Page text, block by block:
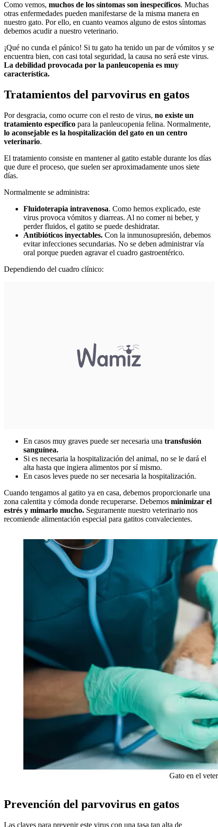
Como vemos, muchos de los síntomas son inespecíficos. Muchas
otras enfermedades pueden manifestarse de la misma manera en
nuestro gato. Por ello, en cuanto veamos alguno de estos síntomas
debemos acudir a nuestro veterinario.
¡Qué no cunda el pánico! Si tu gato ha tenido un par de vómitos y se
encuentra bien, con casi total seguridad, la causa no será este virus.
La debilidad provocada por la panleucopenia es muy
característica.
Tratamientos del parvovirus en gatos
Por desgracia, como ocurre con el resto de virus, no existe un
tratamiento específico para la panleucopenia felina. Normalmente,
lo aconsejable es la hospitalización del gato en un centro
veterinario.
El tratamiento consiste en mantener al gatito estable durante los días
que dure el proceso, que suelen ser aproximadamente unos siete
días.
Normalmente se administra:
Fluidoterapia intravenosa. Como hemos explicado, este
virus provoca vómitos y diarreas. Al no comer ni beber, y
perder fluidos, el gatito se puede deshidratar.
Antibióticos inyectables. Con la inmunosupresión, debemos
evitar infecciones secundarias. No se deben administrar vía
oral porque pueden agravar el cuadro gastroentérico.
Dependiendo del cuadro clínico:
En casos muy graves puede ser necesaria una transfusión
sanguínea.
Si es necesaria la hospitalización del animal, no se le dará el
alta hasta que ingiera alimentos por sí mismo.
En casos leves puede no ser necesaria la hospitalización.
Cuando tengamos al gatito ya en casa, debemos proporcionarle una
zona calentita y cómoda donde recuperarse. Debemos minimizar el
estrés y mimarlo mucho. Seguramente nuestro veterinario nos
recomiende alimentación especial para gatitos convalecientes.
Gato en el
Prevención del parvovirus en gatos
Las claves para prevenir este virus con una tasa tan alta de